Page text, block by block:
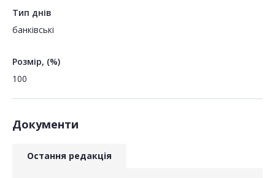
Тип днів
банківські
Розмір, (%)
100
Документи
Остання редакція